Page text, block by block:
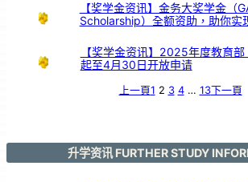
【奖学金资讯】金务大奖学金（
Scholarship）全额资助，助你实
【奖学金资讯】2025年度教育
起至4月30日开放申请
上一頁1 2 3 4 … 13下一頁
升学资讯 FURTHER STUDY